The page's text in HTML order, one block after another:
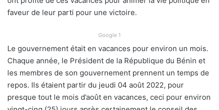
faveur de leur parti pour une victoire.
Google 1
Le gouvernement était en vacances pour environ un mois.
Chaque année, le Président de la République du Bénin et
les membres de son gouvernement prennent un temps de
repos. Ils étaient partir du jeudi 04 août 2022, pour
presque tout le mois d’août en vacances, ceci pour environ